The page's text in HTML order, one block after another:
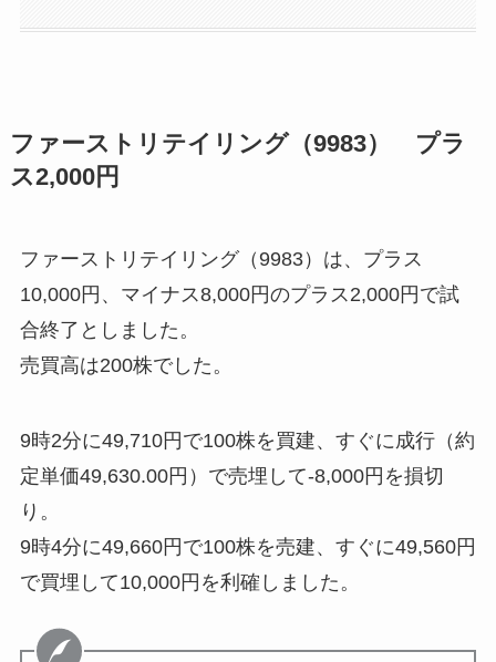
ファーストリテイリング（9983） プラ
ス2,000円
ファーストリテイリング（9983）は、プラス
10,000円、マイナス8,000円のプラス2,000円で試
合終了としました。
売買高は200株でした。
9時2分に49,710円で100株を買建、すぐに成行（約
定単価49,630.00円）で売埋して-8,000円を損切
り。
9時4分に49,660円で100株を売建、すぐに49,560円
で買埋して10,000円を利確しました。